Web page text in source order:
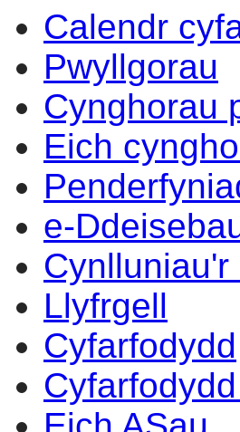
Calendr
Pwyllgorau
Cynghorau
Eich
e-
Cynlluniau'r
Llyfrgell
Cyfarfodydd